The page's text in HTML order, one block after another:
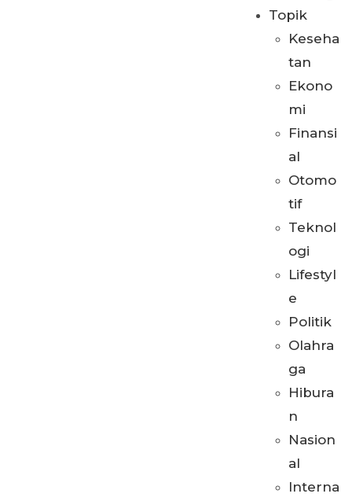
Topik
Keseha
tan
Ekono
mi
Finansi
al
Otomo
tif
Teknol
ogi
Lifestyl
e
Politik
Olahra
ga
Hibura
n
Nasion
al
Interna